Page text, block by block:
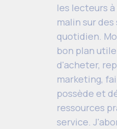
les lecteurs
malin sur
quotidien.
bon plan
d'acheter,
marketing,
possède et
ressources
service.